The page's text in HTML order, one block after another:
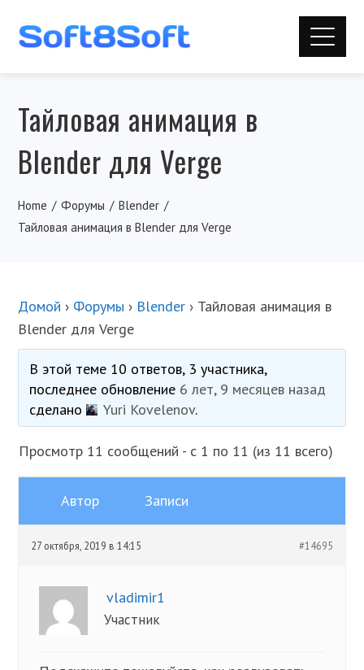
Тайловая анимация в
Blender для Verge
Home Форумы
Blender
Тайловая анимация в Blender для Verge
Домой › Форумы › Blender › Тайловая анимация в
Blender для Verge
В этой теме 10 ответов, 3 участника,
последнее обновление 6 лет, 9 месяцев назад
сделано
Yuri Kovelenov.
Просмотр 11 сообщений - с 1 по 11 (из 11 всего)
Автор Записи
27 октября, 2019 в 14:15 #14695
vladimir1
Участник